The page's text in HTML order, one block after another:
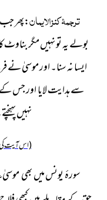
ترجمۂ کنزالایمان:پھر جب
بولے یہ تو نہیں مگر
ایسا نہ سنا۔ اور موسیٰ
سے ہدایت لایا اور جس
نہیں
(اس آیت کی
سورۂ یونس میں بھی موسیٰ